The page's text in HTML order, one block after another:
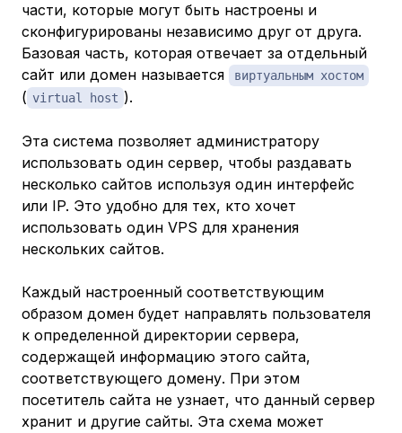
части, которые могут быть настроены и
сконфигурированы независимо друг от друга.
Базовая часть, которая отвечает за отдельный
сайт или домен называется
виртуальным хостом
( virtual host ).
Эта система позволяет администратору
использовать один сервер, чтобы раздавать
несколько сайтов используя один интерфейс
или IP. Это удобно для тех, кто хочет
использовать один VPS для хранения
нескольких сайтов.
Каждый настроенный соответствующим
образом домен будет направлять пользователя
к определенной директории сервера,
содержащей информацию этого сайта,
соответствующего домену. При этом
посетитель сайта не узнает, что данный сервер
хранит и другие сайты. Эта схема может